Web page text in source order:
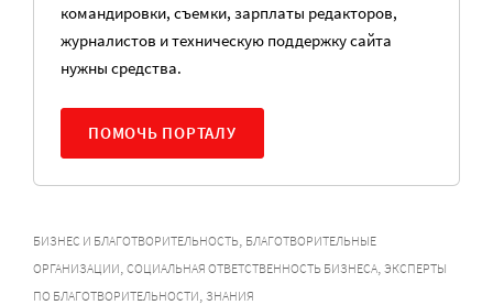
командировки, съемки, зарплаты редакторов,
журналистов и техническую поддержку сайта
нужны средства.
ПОМОЧЬ ПОРТАЛУ
БИЗНЕС И БЛАГОТВОРИТЕЛЬНОСТЬ БЛАГОТВОРИТЕЛЬНЫЕ
ОРГАНИЗАЦИИ СОЦИАЛЬНАЯ ОТВЕТСТВЕННОСТЬ БИЗНЕСА ЭКСПЕРТЫ
ПО БЛАГОТВОРИТЕЛЬНОСТИ ЗНАНИЯ